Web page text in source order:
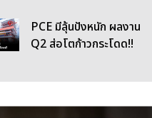
PCE มีลุ้นปังหนัก ผลงาน
Q2 ส่อโตก้าวกระโดด!!